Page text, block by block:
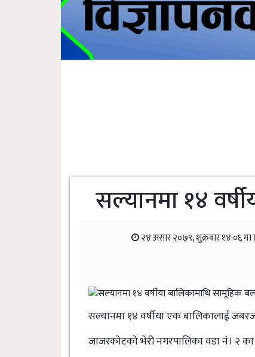
सल्यानमा १४
२४ असार २०७९, शुक्रबार १४:०६ मा
सल्यानमा १४ वर्षीया एक बालिकालाई
जाजरकोटको भेरी नगरपालिका वडा नं। २ का